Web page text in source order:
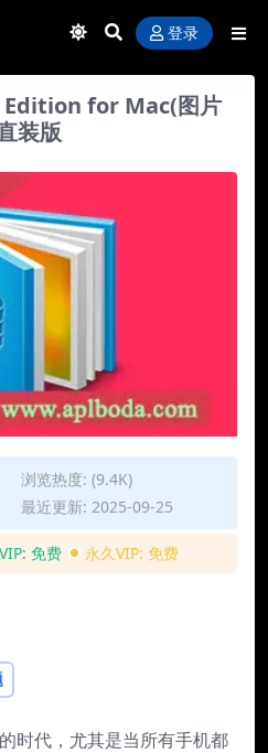
登录
for Mac(图片
装版
浏览热度: (9.4K)
最近更新: 2025-09-25
免费 永久VIP: 免费
时代，尤其是当所有手机都